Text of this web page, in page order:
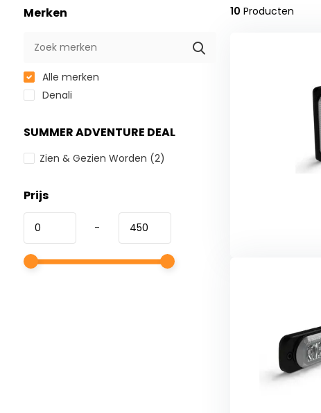
Merken
Alle merken
Denali
SUMMER ADVENTURE DEAL
Zien & Gezien Worden (2)
Prijs
-
10 Producten